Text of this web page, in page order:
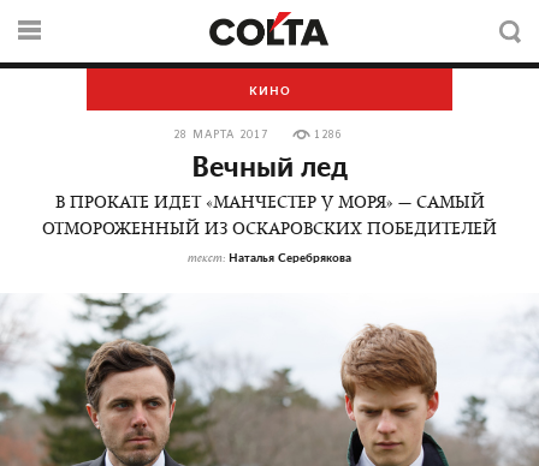
КИНО
28 МАРТА 2017 1286
Вечный лед
В ПРОКАТЕ ИДЕТ «МАНЧЕСТЕР У МОРЯ» — САМЫЙ
ОТМОРОЖЕННЫЙ ИЗ ОСКАРОВСКИХ ПОБЕДИТЕЛЕЙ
текст: Наталья Серебрякова